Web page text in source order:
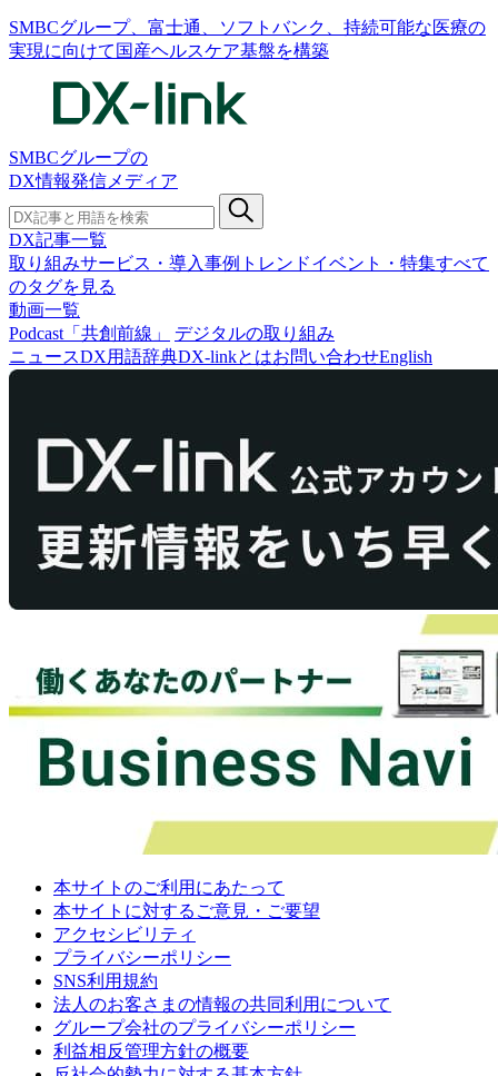
SMBCグループ、富士通、ソフトバンク、持続可能な医療の
実現に向けて国産ヘルスケア基盤を構築
SMBCグループの
DX情報発信メディア
DX記事一覧
取り組みサービス・導入事例 トレンドイベント・特集すべて
のタグを見る
動画一覧
Podcast「共創前線」
デジタルの取り組み
ニュースDX用語辞典DX-linkとはお問い合わせEnglish
本サイトのご利用にあたって
本サイトに対するご意見・ご要望
アクセシビリティ
プライバシーポリシー
SNS利用規約
法人のお客さまの情報の共同利用について
グループ会社のプライバシーポリシー
利益相反管理方針の概要